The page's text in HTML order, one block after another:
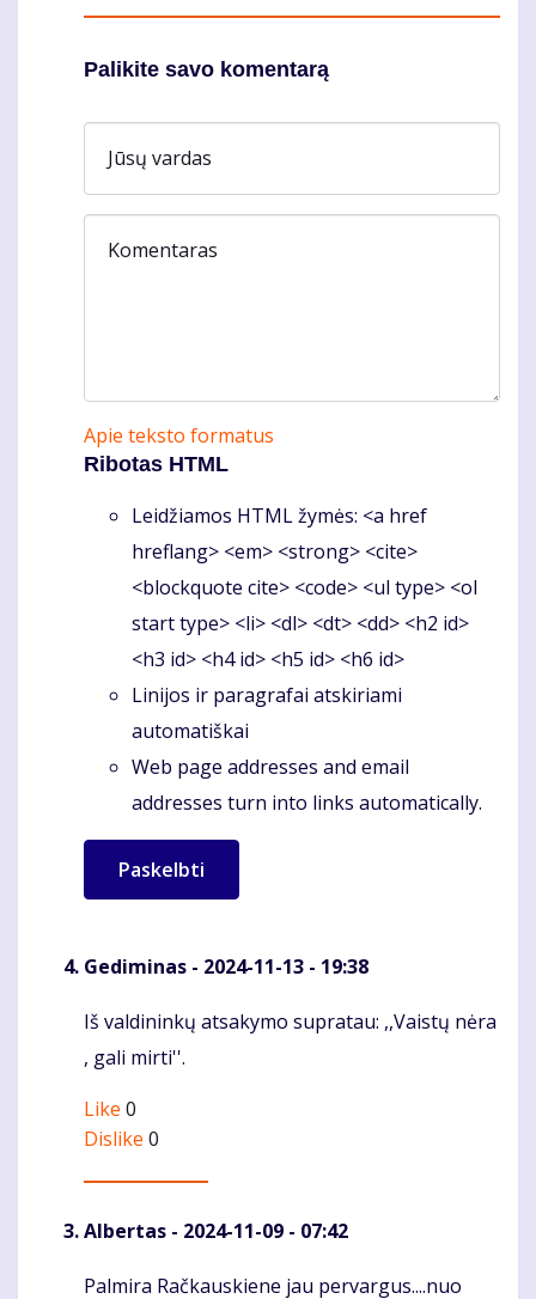
Palikite savo komentarą
Jūsų vardas
Komentaras
Apie teksto formatus
Ribotas HTML
Leidžiamos HTML žymės: <a href
hreflang> <em> <strong> <cite>
<blockquote cite> <code> <ul type> <ol
start type> <li> <dl> <dt> <dd> <h2 id>
<h3 id> <h4 id> <h5 id> <h6 id>
Linijos ir paragrafai atskiriami
automatiškai
Web page addresses and email
addresses turn into links automatically.
Gediminas - 2024-11-13 - 19:38
Komentaras
Iš valdininkų atsakymo supratau: ,,Vaistų nėra
, gali mirti''.
Like 0
Dislike 0
Albertas - 2024-11-09 - 07:42
Komentaras
Palmira Račkauskiene jau pervargus....nuo